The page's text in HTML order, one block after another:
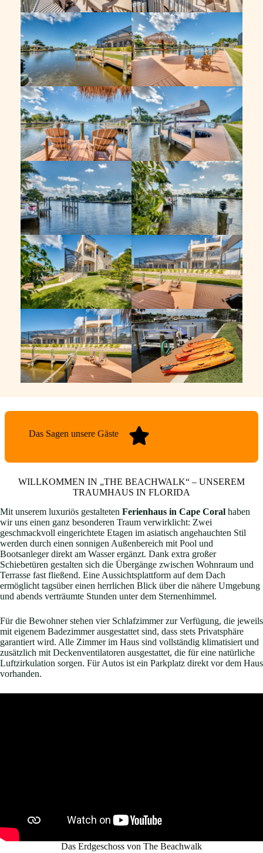
Das Sagen unsere Gäste
WILLKOMMEN IN „THE BEACHWALK“ – UNSEREM
TRAUMHAUS IN FLORIDA
Mit unserem luxuriös gestalteten Ferienhaus in Cape Coral haben
wir uns einen ganz besonderen Traum verwirklicht: Zwei
geschmackvoll eingerichtete Etagen im asiatisch angehauchten Stil
werden durch einen sonnigen Außenbereich mit Pool und
Bootsanleger direkt am Wasser ergänzt. Dank extra großer
Schiebetüren gestalten sich die Übergänge zwischen Wohnraum und
Terrasse fast fließend. Eine Aussichtsplattform auf dem Dach
ermöglicht tagsüber einen herrlichen Blick über die nähere Umgebung
und abends verträumte Stunden unter dem Sternenhimmel.
Für die Bewohner stehen vier Schlafzimmer zur Verfügung, die jeweils
mit eigenem Badezimmer ausgestattet sind, dass stets Privatsphäre
garantiert wird. Alle Zimmer im Haus sind vollständig klimatisiert und
zusätzlich mit Deckenventilatoren ausgestattet, die für eine natürliche
Luftzirkulation sorgen. Für Autos ist ein Parkplatz direkt vor dem Haus
vorhanden.
Das Erdgeschoss von The Beachwalk